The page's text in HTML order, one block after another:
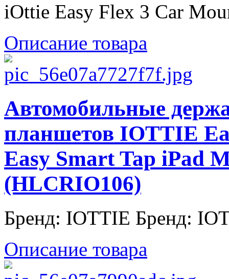
iOttie Easy Flex 3 Car
Описание товара
Автомобильные
планшетов IOTTIE
Easy Smart Tap iPad
(HLCRIO106)
Бренд: IOTTIE Бренд:
Описание товара